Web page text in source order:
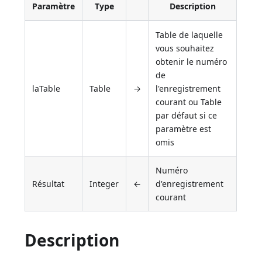
Paramètre Type Description
laTable Table →
Table de laquelle
vous souhaitez
obtenir le numéro
de
l'enregistrement
courant ou Table
par défaut si ce
paramètre est
omis
Résultat Integer ←
Numéro
d'enregistrement
courant
Description